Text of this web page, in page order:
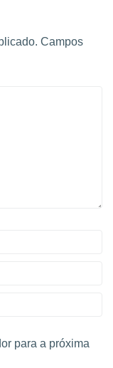
Campos
para a próxima